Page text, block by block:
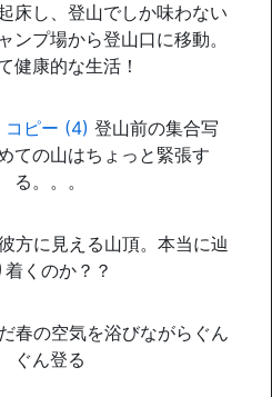
床し、登山でしか味わない
ンプ場から登山口に移動。
健康的な生活！
登山前の集合写
ての山はちょっと緊張す
る。。。
方に見える山頂。本当に辿
着くのか？？
春の空気を浴びながらぐん
ぐん登る